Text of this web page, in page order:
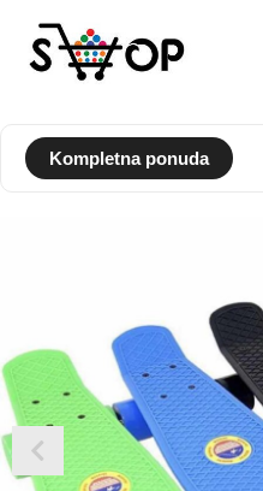
Kompletna ponuda